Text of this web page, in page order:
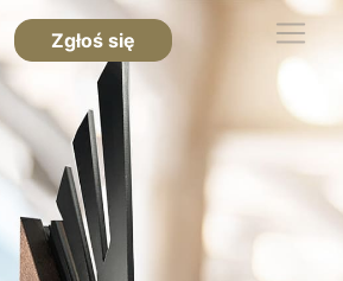
Zgłoś się